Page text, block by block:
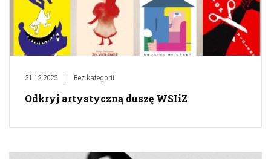
31.12.2025 Bez kategorii
Odkryj artystyczną duszę WSIiZ